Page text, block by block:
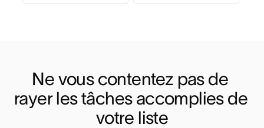
Ne vous contentez pas de
rayer les tâches accomplies de
votre liste